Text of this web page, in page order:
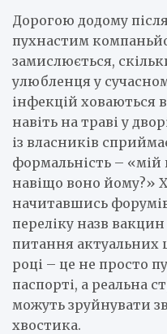
Дорогою додому
пухнастим
замислюється,
улюбленця у
інфекцій ховаються
навіть на траві у
із власників
формальність – «мій
навіщо воно йому?»
начитавшись
переліку назв
питання актуальних
році – це не просто
паспорті, а реальна
можуть зруйнувати
хвостика.